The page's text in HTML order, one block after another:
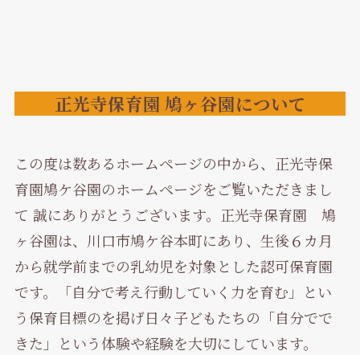
正光寺保育園 鳩ヶ谷園について
この度は数あるホームページの中から、正光寺保
育園鳩ケ谷園のホームページをご覧いただきまし
て 誠にありがとうございます。正光寺保育園 鳩
ヶ谷園は、川口市鳩ケ谷本町にあり、生後６カ月
から就学前までの乳幼児を対象とした認可保育園
です。「自分で考え行動していく力を育む」とい
う保育目標のを掲げ日々子どもたちの「自分でで
きた」という体験や経験を大切にしています。